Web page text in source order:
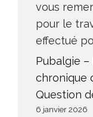
vous
pour le
effectué
Pubalgie
chronique
Question
6 janvier 2026